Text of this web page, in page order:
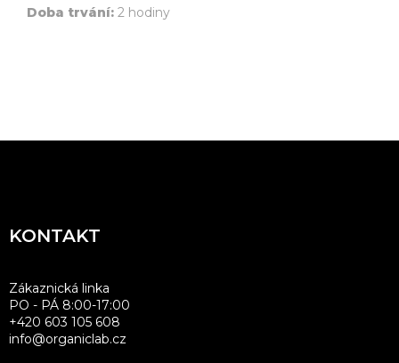
Doba trvání: 2 hodiny
KONTAKT
Zákaznická linka
PO - PÁ 8:00-17:00
+420 603 105 608
info@organiclab.cz